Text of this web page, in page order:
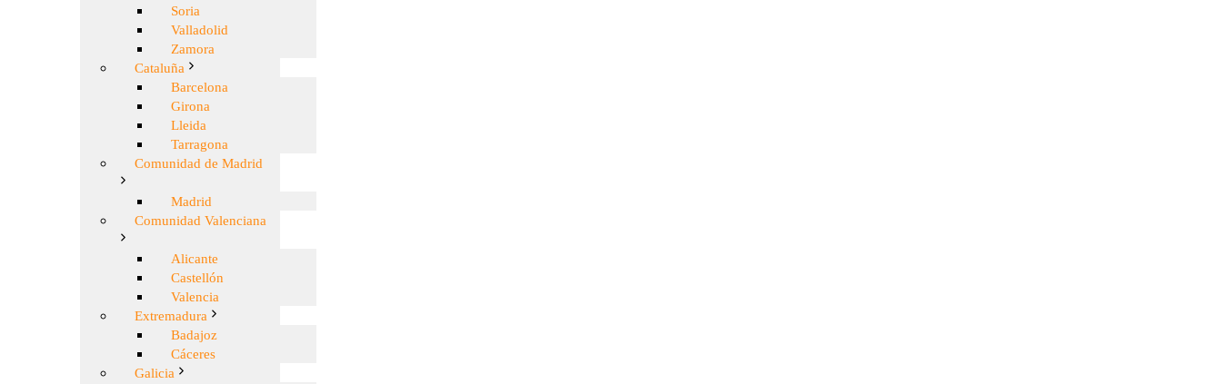
Soria
Valladolid
Zamora
Cataluña
Barcelona
Girona
Lleida
Tarragona
Comunidad de Madrid
Madrid
Comunidad Valenciana
Alicante
Castellón
Valencia
Extremadura
Badajoz
Cáceres
Galicia